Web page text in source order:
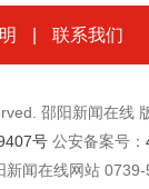
联系我们
邵阳新闻在线
号公安备案号：
闻在线网站